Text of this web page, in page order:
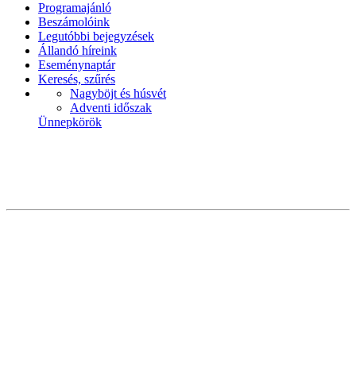
Programajánló
Beszámolóink
Legutóbbi bejegyzések
Állandó híreink
Eseménynaptár
Keresés, szűrés
Nagyböjt és húsvét
Adventi időszak
Ünnepkörök